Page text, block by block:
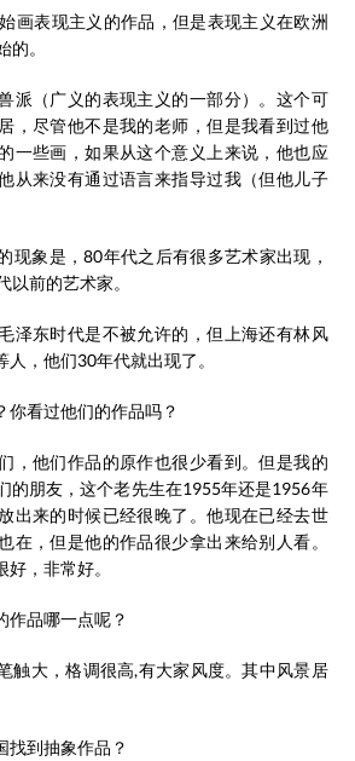
画表现主义的作品，但是表现主义在欧洲
的。
派（广义的表现主义的一部分）。这个可
，尽管他不是我的老师，但是我看到过他
一些画，如果从这个意义上来说，他也应
从来没有通过语言来指导过我（但他儿子
现象是，80年代之后有很多艺术家出现，
以前的艺术家。
泽东时代是不被允许的，但上海还有林风
，他们30年代就出现了。
你看过他们的作品吗？
，他们作品的原作也很少看到。但是我的
的朋友，这个老先生在1955年还是1956年
出来的时候已经很晚了。他现在已经去世
在，但是他的作品很少拿出来给别人看。
，非常好。
作品哪一点呢？
触大，格调很高,有大家风度。其中风景居
找到抽象作品？